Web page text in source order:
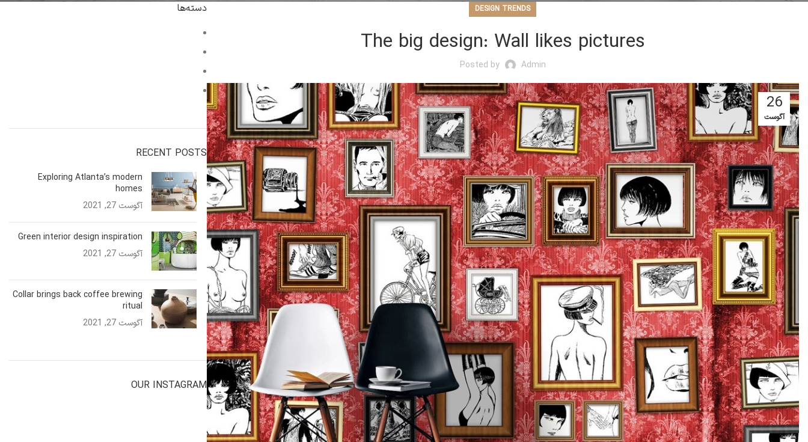
DESIGN TRENDS
The big design: Wall likes pictures
Posted by Admin
26
آگوست
دسته‌ها
RECENT POSTS
Exploring Atlanta’s modern
homes
آگوست 27, 2021
Green interior design inspiration
آگوست 27, 2021
Collar brings back coffee brewing
ritual
آگوست 27, 2021
OUR INSTAGRAM